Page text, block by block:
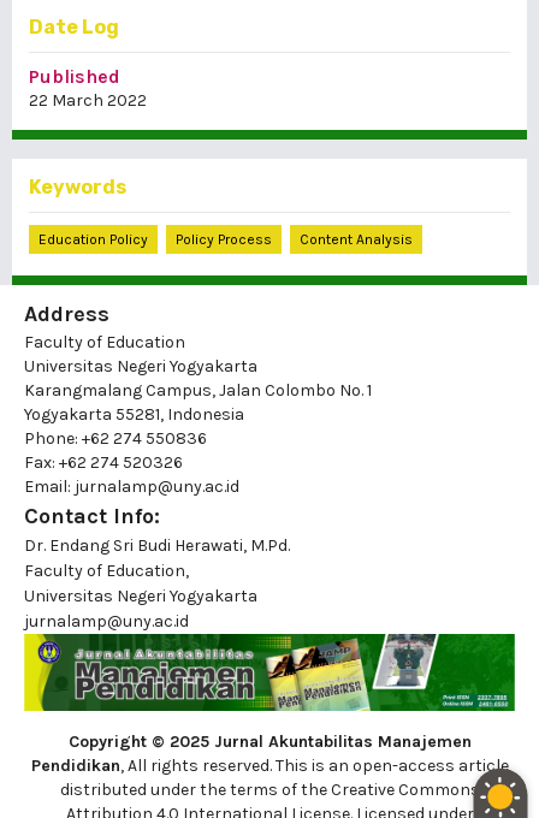
Date Log
Published
22 March 2022
Keywords
Education Policy Policy Process Content Analysis
Address
Faculty of Education
Universitas Negeri Yogyakarta
Karangmalang Campus, Jalan Colombo No. 1
Yogyakarta 55281, Indonesia
Phone: +62 274 550836
Fax: +62 274 520326
Email: jurnalamp@uny.ac.id
Contact Info:
Dr. Endang Sri Budi Herawati, M.Pd.
Faculty of Education,
Universitas Negeri Yogyakarta
jurnalamp@uny.ac.id
Copyright © 2025 Jurnal Akuntabilitas Manajemen
Pendidikan, All rights reserved. This is an open-access article
distributed under the terms of the Creative Commons